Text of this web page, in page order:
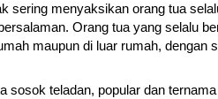
sering menyaksikan orang tua
Orang tua yang selalu
maupun di luar rumah, dengan
sosok teladan, popular dan